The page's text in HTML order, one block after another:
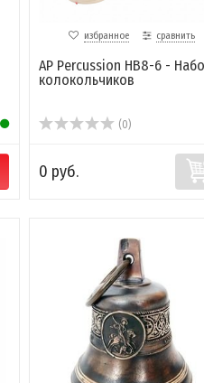
избранное сравнить
AP Percussion HB8-6 -
колокольчиков
(0)
0 руб.